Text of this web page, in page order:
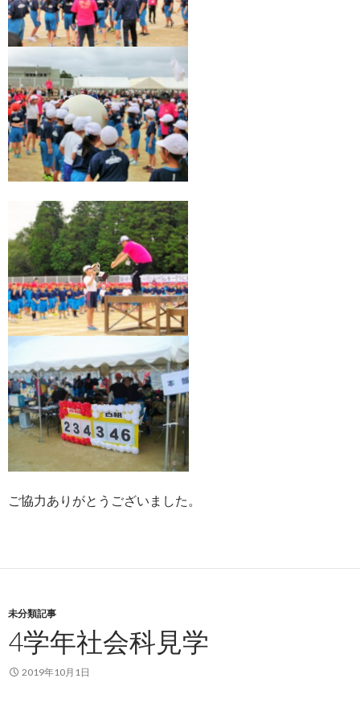
ご協力ありがとうございました。
未分類記事
4学年社会科見学
2019年10月1日